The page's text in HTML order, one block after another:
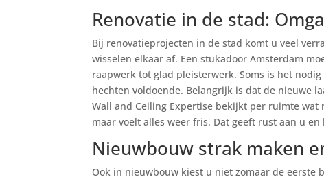
Renovatie in de stad:
Bij renovatieprojecten in de stad komt u veel
wisselen elkaar af. Een stukadoor Amsterdam
raapwerk tot glad pleisterwerk. Soms is het
hechten voldoende. Belangrijk is dat de nieuwe
Wall and Ceiling Expertise bekijkt per ruimte
maar voelt alles weer fris. Dat geeft rust aan u en
Nieuwbouw strak maken
Ook in nieuwbouw kiest u niet zomaar de eerste